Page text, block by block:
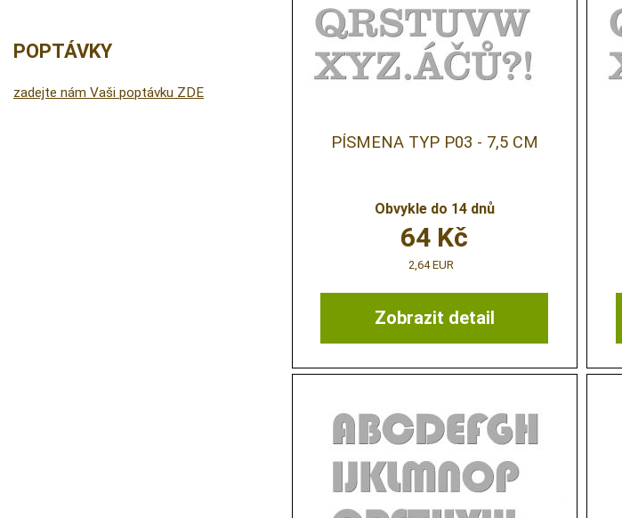
PÍSMENA TYP P03 - 7,5 CM
Obvykle do 14 dnů
Zobrazit detail
64 Kč
2,64 EUR
POPTÁVKY
zadejte nám Vaši poptávku ZDE